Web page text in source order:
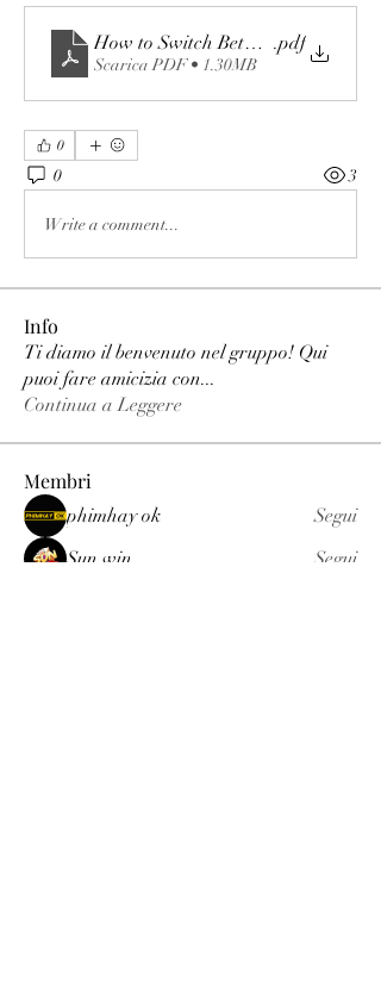
How to Switch Between Poker88
.pdf
Scarica PDF • 1.30MB
0
0 3
Write a comment...
Info
Ti diamo il benvenuto nel gruppo! Qui
puoi fare amicizia con...
Continua a Leggere
Membri
phimhay ok
Segui
Sun win
Segui